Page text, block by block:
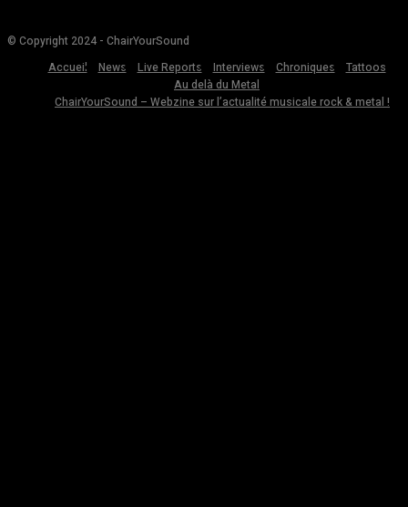
© Copyright 2024 - ChairYourSound
Accueil
News Live Reports Interviews Chroniques
Tattoos
Au delà du Metal
ChairYourSound – Webzine sur l’actualité musicale rock & metal !